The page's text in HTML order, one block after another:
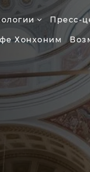
Пресс-
Хонхоним